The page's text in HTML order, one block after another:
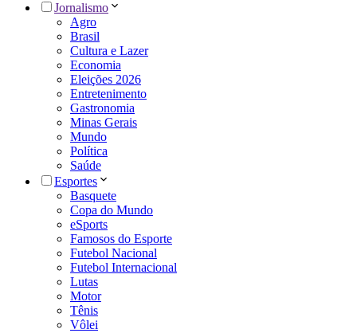
Jornalismo
Agro
Brasil
Cultura e Lazer
Economia
Eleições 2026
Entretenimento
Gastronomia
Minas Gerais
Mundo
Política
Saúde
Esportes
Basquete
Copa do Mundo
eSports
Famosos do Esporte
Futebol Nacional
Futebol Internacional
Lutas
Motor
Tênis
Vôlei